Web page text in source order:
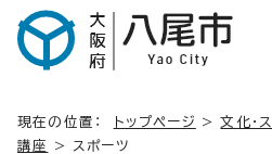
現在の位置： トップページ >文化・
講座
> スポーツ